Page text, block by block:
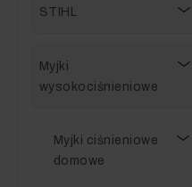
STIHL
Myjki
wysokociśnieniowe
Myjki ciśnieniowe
domowe